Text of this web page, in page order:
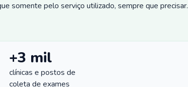
somente pelo serviço utilizado, sempre que precisar.
+3 mil
clínicas e postos de
coleta de exames